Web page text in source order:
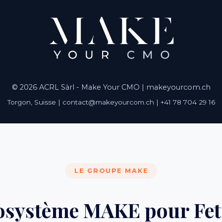
© 2026 ACRL Sàrl - Make Your CMO | makeyourcom.ch
Torgon, Suisse | contact@makeyourcom.ch | +41 78 704 29 16
LE GROUPE MAKE
MAKE pour